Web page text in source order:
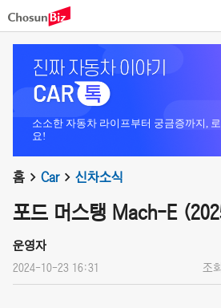
소소한 자동차 라이프부터 궁금증까지,
요!
홈 Car 신차소식
포드 머스탱 Mach-E
운영자
2024-10-23 16:31 조